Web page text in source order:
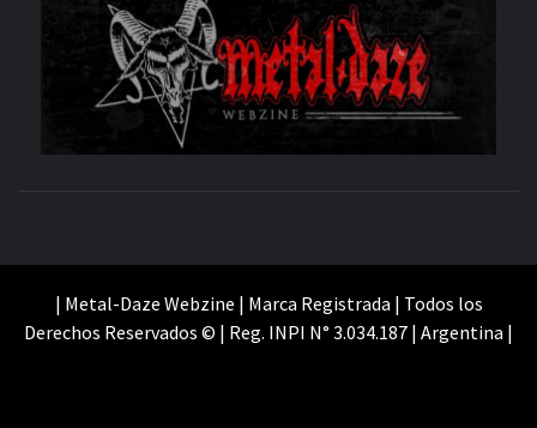
| Metal-Daze Webzine | Marca Registrada | Todos los
Derechos Reservados © | Reg. INPI N° 3.034.187 | Argentina |